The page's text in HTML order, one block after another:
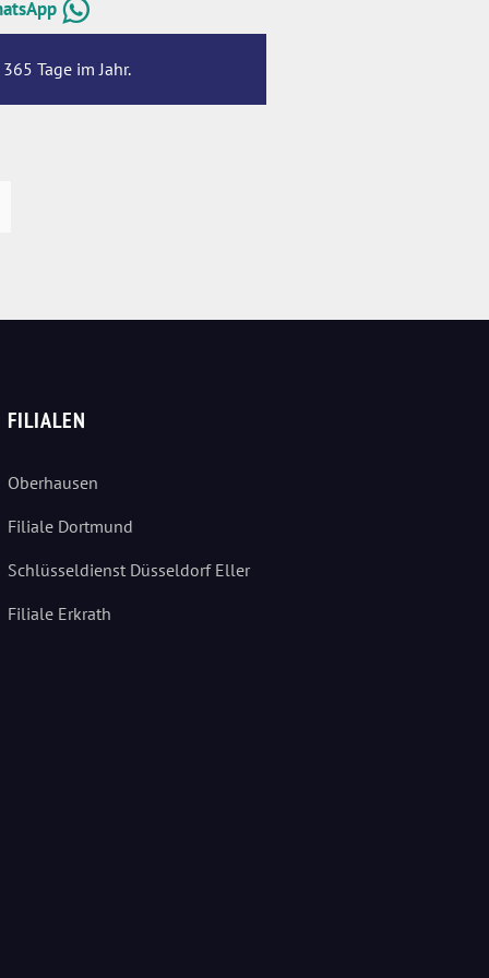
Tage im Jahr.
FILIALEN
Oberhausen
Filiale Dortmund
Schlüsseldienst Düsseldorf Eller
Filiale Erkrath